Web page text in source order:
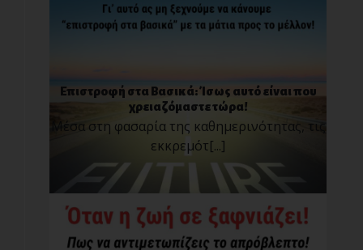
Επιστροφή στα Βασικά: Ίσως αυτό είναι που
χρειαζόμαστε τώρα!
Μέσα στη φασαρία της καθημερινότητας, τις
εκκρεμότ[...]